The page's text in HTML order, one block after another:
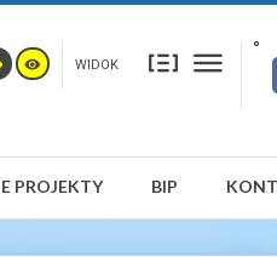
WIDOK
PROJEKTY BIP